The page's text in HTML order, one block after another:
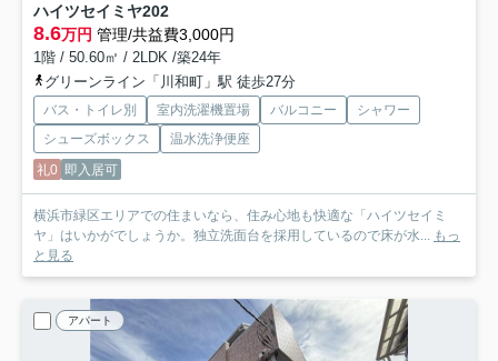
ハイツセイミヤ202
8.6万円 管理/共益費3,000円
1階 / 50.60㎡ / 2LDK /築24年
グリーンライン「川和町」駅 徒歩27分
バス・トイレ別 室内洗濯機置場 バルコニー
シャワー
シューズボックス
温水洗浄便座
礼0 即入居可
横浜市緑区エリアでの住まいなら、住み心地も快適な「ハイツセイミ
ヤ」はいかがでしょうか。独立洗面台を採用しているので床が水...
もっ
と見る
アパート